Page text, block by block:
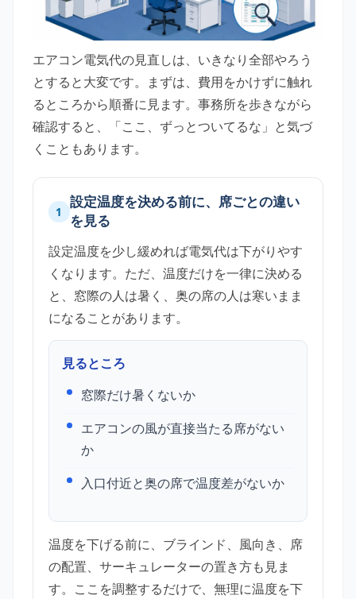
エアコン電気代の見直しは、いきなり全部やろう
とすると大変です。まずは、費用をかけずに触れ
るところから順番に見ます。事務所を歩きながら
確認すると、「ここ、ずっとついてるな」と気づ
くこともあります。
1
設定温度を決める前に、席ごとの違い
を見る
設定温度を少し緩めれば電気代は下がりやす
くなります。ただ、温度だけを一律に決める
と、窓際の人は暑く、奥の席の人は寒いまま
になることがあります。
見るところ
窓際だけ暑くないか
エアコンの風が直接当たる席がない
か
入口付近と奥の席で温度差がないか
温度を下げる前に、ブラインド、風向き、席
の配置、サーキュレーターの置き方も見ま
す。ここを調整するだけで、無理に温度を下